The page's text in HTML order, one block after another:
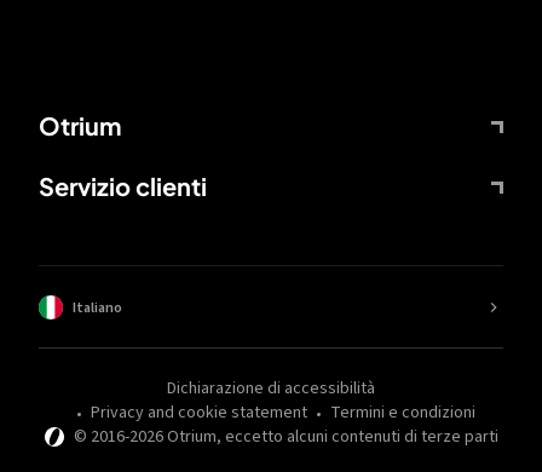
Otrium
Servizio clienti
© 2016-2026Otrium, eccetto alcuni contenuti di terze parti
Dichiarazione di accessibilità
Privacy and cookie statement
Termini e condizioni
Italiano